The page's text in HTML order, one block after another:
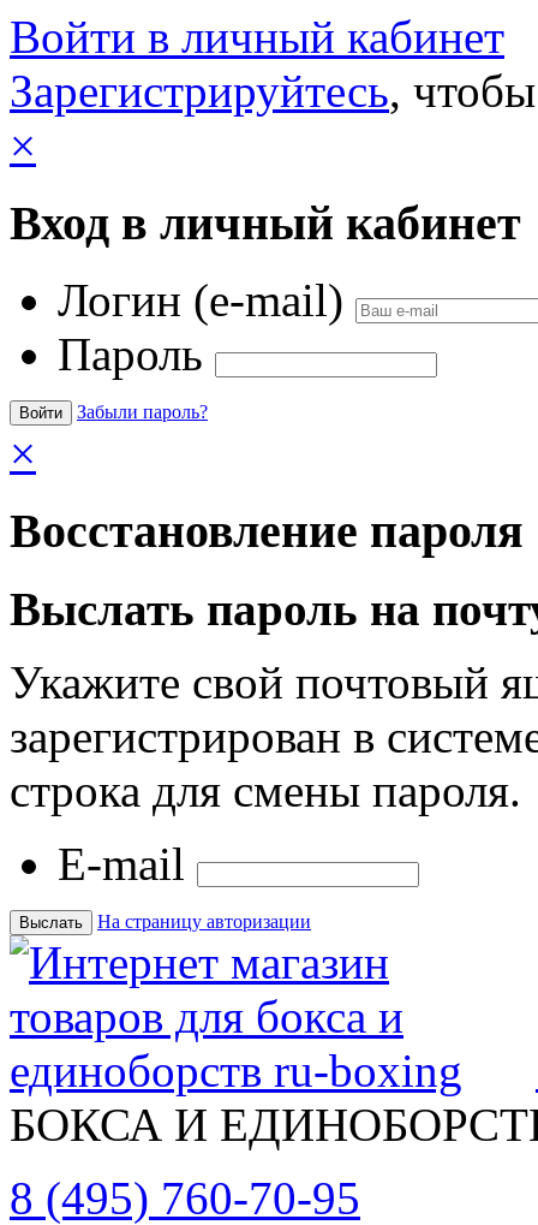
Войти в личный кабинет
Зарегистрируйтесь,
×
Вход в личный кабинет
Логин (e-mail)
Пароль
Забыли пароль?
×
Восстановление пароля
Выслать пароль на
Укажите свой почтовый
зарегистрирован в
строка для смены пароля.
E-mail
На страницу авторизации
БОКСА И
8 (495) 760-70-95